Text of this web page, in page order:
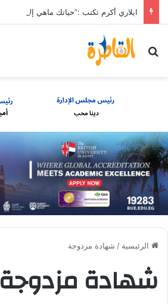
ايلاري أكرم تكتب :”حياتك ماهي إلا Directions “
بحث عن
الرئيسية / شهادة مزدوجة
شهادة مزدوجة